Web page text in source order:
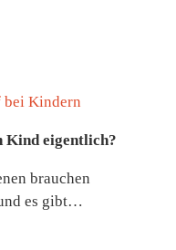
Kindern
Kind eigentlich?
brauchen
es gibt…